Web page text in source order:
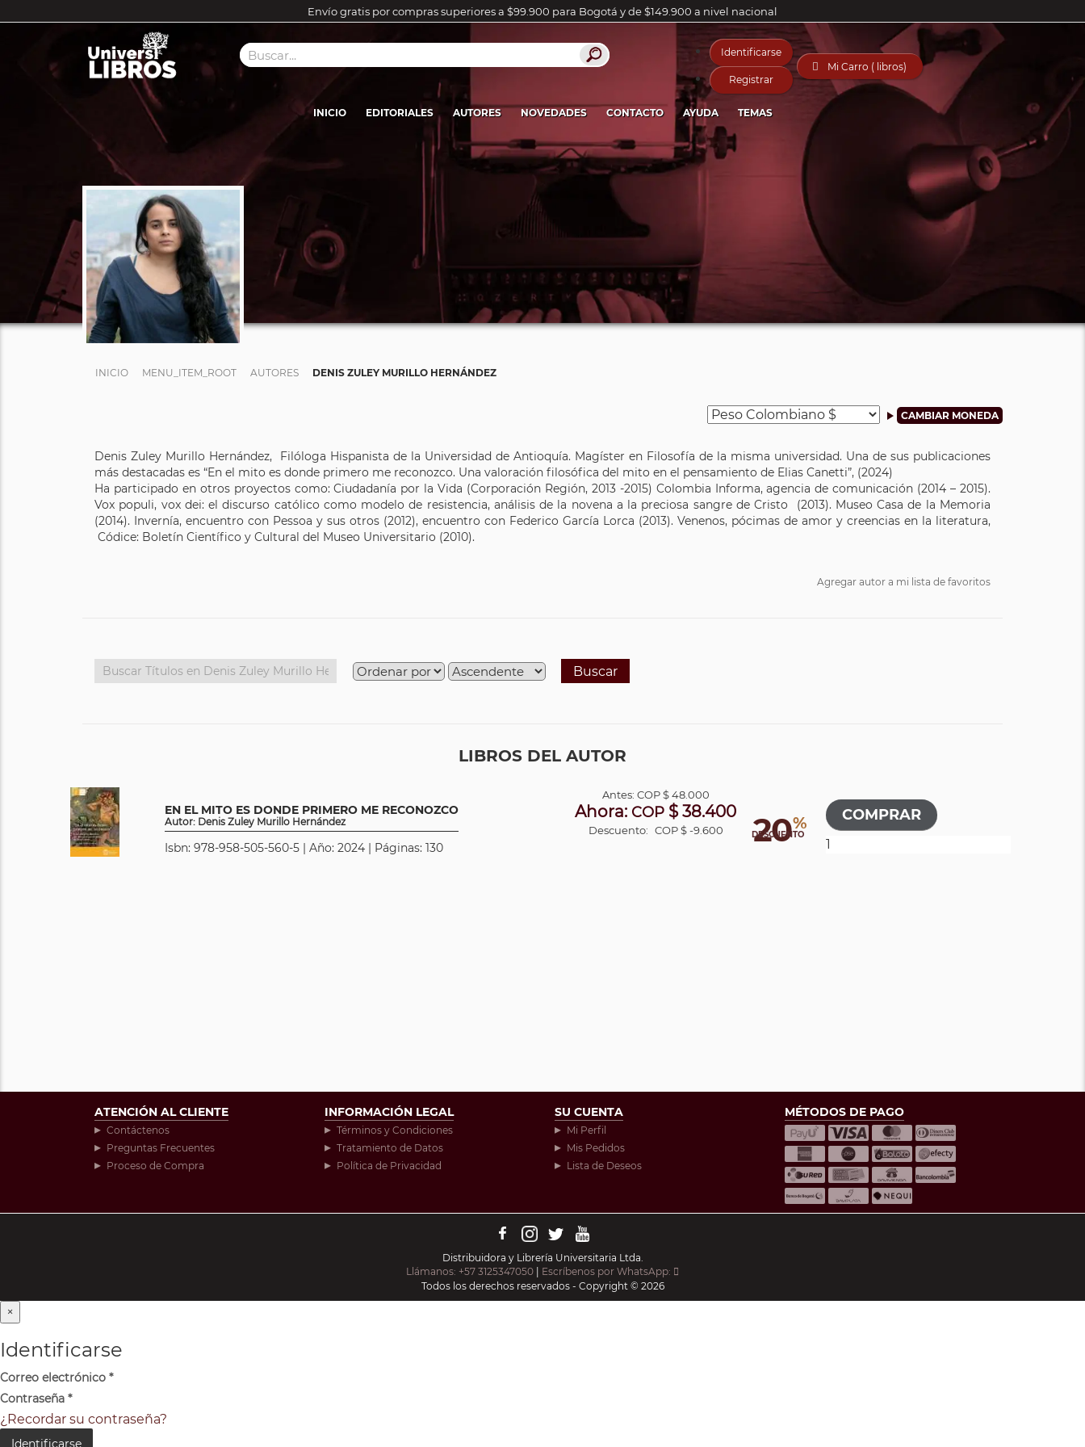
Envío gratis por compras superiores a $99.900 para Bogotá y de $149.900 a nivel nacional
Identificarse
Registrar
 Mi Carro ( libros)
INICIO EDITORIALES AUTORES NOVEDADES CONTACTO AYUDA TEMAS
INICIO MENU_ITEM_ROOT AUTORES DENIS ZULEY MURILLO HERNÁNDEZ
Denis Zuley Murillo Hernández, Filóloga Hispanista de la Universidad de Antioquía. Magíster en Filosofía de la misma universidad. Una de sus publicaciones
más destacadas es “En el mito es donde primero me reconozco. Una valoración filosófica del mito en el pensamiento de Elias Canetti”, (2024)
Ha participado en otros proyectos como: Ciudadanía por la Vida (Corporación Región, 2013 -2015) Colombia Informa, agencia de comunicación (2014 – 2015).
Vox populi, vox dei: el discurso católico como modelo de resistencia, análisis de la novena a la preciosa sangre de Cristo (2013). Museo Casa de la Memoria
(2014). Invernía, encuentro con Pessoa y sus otros (2012), encuentro con Federico García Lorca (2013). Venenos, pócimas de amor y creencias en la literatura,
Códice: Boletín Científico y Cultural del Museo Universitario (2010).
Agregar autor a mi lista de favoritos
Buscar
LIBROS DEL AUTOR
EN EL MITO ES DONDE PRIMERO ME RECONOZCO
Autor: Denis Zuley Murillo Hernández
Isbn: 978-958-505-560-5 | Año: 2024 | Páginas: 130 20%
DESCUENTO
Antes: COP$ 48.000
Ahora: COP $ 38.400
Descuento: COP $ -9.600
ATENCIÓN AL CLIENTE
Contáctenos
Preguntas Frecuentes
Proceso de Compra
INFORMACIÓN LEGAL
Términos y Condiciones
Tratamiento de Datos
Política de Privacidad
SU CUENTA
Mi Perfil
Mis Pedidos
Lista de Deseos
MÉTODOS DE PAGO
Distribuidora y Librería Universitaria Ltda.
Llámanos: +57 3125347050
Escríbenos por WhatsApp:
Todos los derechos reservados - Copyright © 2026
×
Identificarse
Correo electrónico *
Contraseña *
¿Recordar su contraseña?
Identificarse